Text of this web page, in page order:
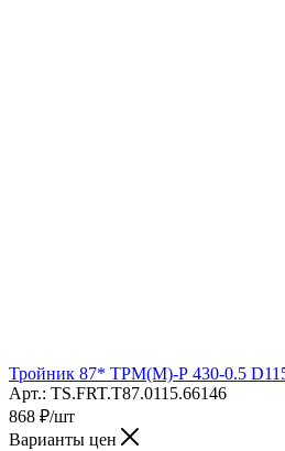
Тройник 87* ТРМ(М)-Р 430-0.5
Арт.: TS.FRT.T87.0115.66146
868 ₽/шт
Варианты цен